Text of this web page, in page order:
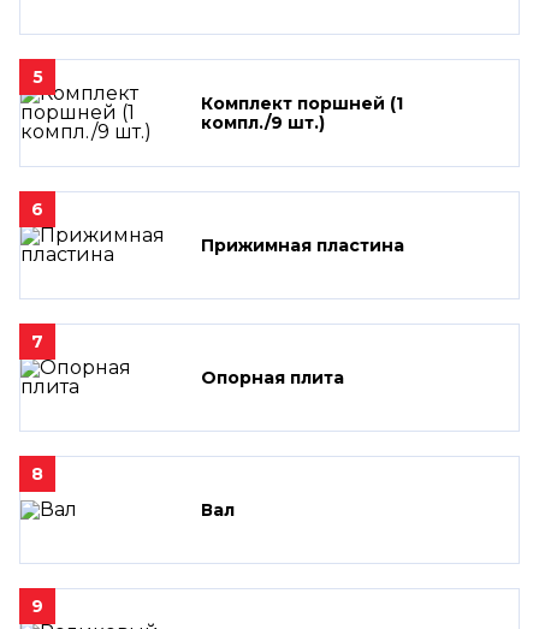
5
Комплект поршней (1
компл./9 шт.)
6
Прижимная пластина
7
Опорная плита
8
Вал
9